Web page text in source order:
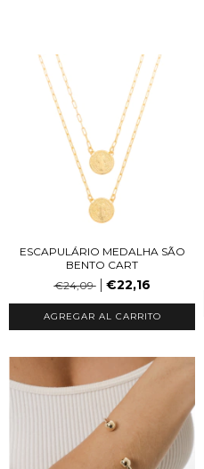
ESCAPULÁRIO MEDALHA SÃO
BENTO CART
€24,09
€22,16
AGREGAR AL CARRITO